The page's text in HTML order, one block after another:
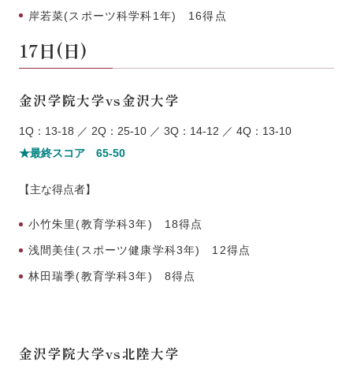
岸若菜(スポーツ科学科1年) 16得点
17日(日)
金沢学院大学vs金沢大学
1Q：13-18 ／ 2Q：25-10 ／ 3Q：14-12 ／ 4Q：13-10
★最終スコア 65-50
【主な得点者】
小竹朱里(教育学科3年) 18得点
浅間美佳(スポーツ健康学科3年) 12得点
林田瑞季(教育学科3年) 8得点
金沢学院大学vs北陸大学